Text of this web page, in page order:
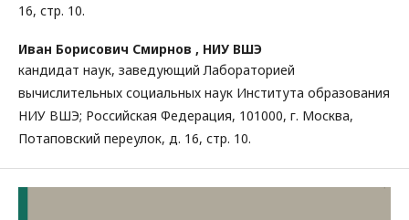
16, стр. 10.
Иван Борисович Смирнов , НИУ ВШЭ
кандидат наук, заведующий Лабораторией
вычислительных социальных наук Института образования
НИУ ВШЭ; Российская Федерация, 101000, г. Москва,
Потаповский переулок, д. 16, стр. 10.